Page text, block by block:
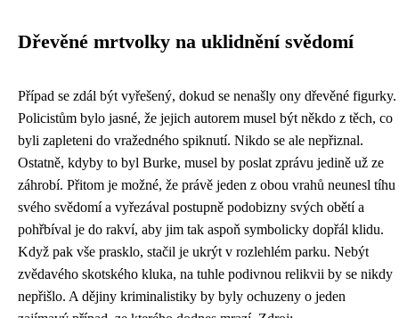
Dřevěné mrtvolky na uklidnění svědomí
Případ se zdál být vyřešený, dokud se nenašly ony dřevěné figurky.
Policistům bylo jasné, že jejich autorem musel být někdo z těch, co
byli zapleteni do vražedného spiknutí. Nikdo se ale nepřiznal.
Ostatně, kdyby to byl Burke, musel by poslat zprávu jedině už ze
záhrobí. Přitom je možné, že právě jeden z obou vrahů neunesl tíhu
svého svědomí a vyřezával postupně podobizny svých obětí a
pohřbíval je do rakví, aby jim tak aspoň symbolicky dopřál klidu.
Když pak vše prasklo, stačil je ukrýt v rozlehlém parku. Nebýt
zvědavého skotského kluka, na tuhle podivnou relikvii by se nikdy
nepřišlo. A dějiny kriminalistiky by byly ochuzeny o jeden